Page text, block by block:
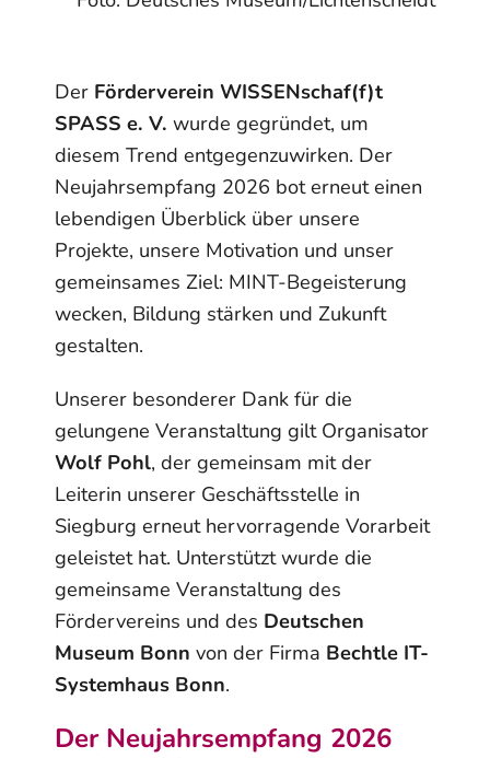
Der Förderverein WISSENschaf(f)t
SPASS e. V. wurde gegründet, um
diesem Trend entgegenzuwirken. Der
Neujahrsempfang 2026 bot erneut einen
lebendigen Überblick über unsere
Projekte, unsere Motivation und unser
gemeinsames Ziel: MINT-Begeisterung
wecken, Bildung stärken und Zukunft
gestalten.
Unserer besonderer Dank für die
gelungene Veranstaltung gilt Organisator
Wolf Pohl, der gemeinsam mit der
Leiterin unserer Geschäftsstelle in
Siegburg erneut hervorragende Vorarbeit
geleistet hat. Unterstützt wurde die
gemeinsame Veranstaltung des
Fördervereins und des Deutschen
Museum Bonn von der Firma Bechtle IT-
Systemhaus Bonn.
Der Neujahrsempfang 2026